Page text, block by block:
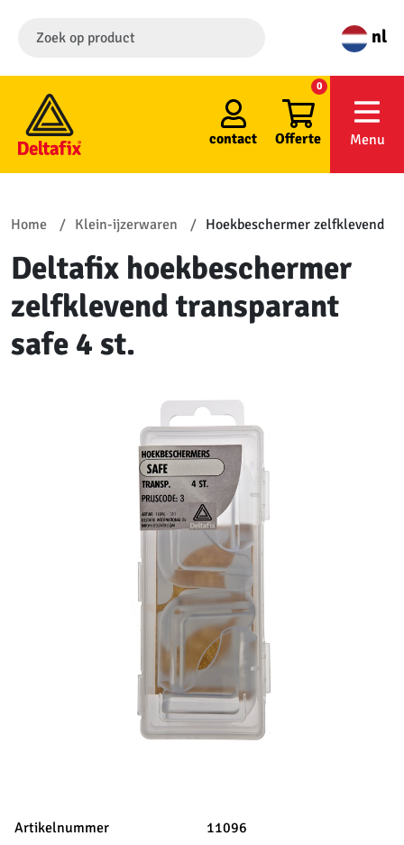
nl
contact Offerte
0
Menu
Home Klein-ijzerwaren Hoekbeschermer zelfklevend
Deltafix hoekbeschermer
zelfklevend transparant
safe 4 st.
Artikelnummer
11096